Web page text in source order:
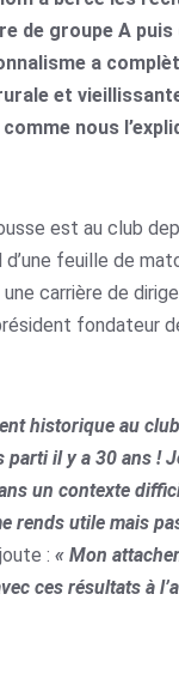
de groupe A puis
a
et
nous
est au club
feuille de
carrière de
fondateur
historique au
il y a 30 ans !
un contexte
rends utile mais
: « Mon
ces résultats à